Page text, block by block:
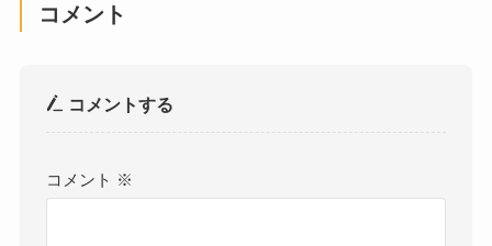
コメント
コメントする
コメント ※